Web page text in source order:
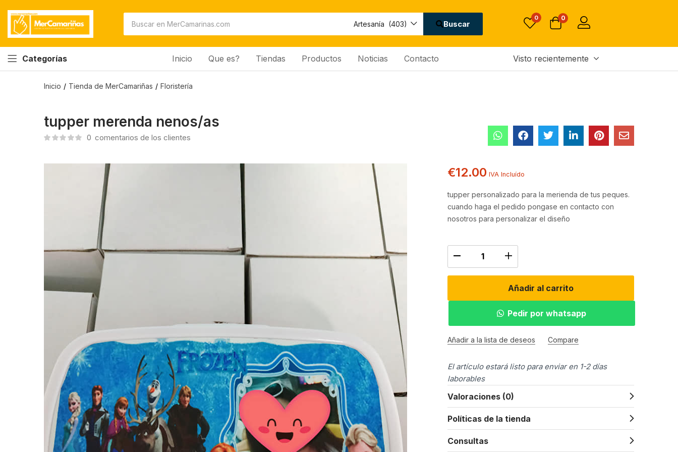
Artesanía (403) Buscar
0 0
Categorías Inicio Que es? Tiendas Productos Noticias Contacto Visto recientemente
Inicio Tienda de MerCamariñas Floristería
tupper merenda nenos/as
0 comentarios de los clientes
€12.00 IVA Incluído
tupper personalizado para la merienda de tus peques.
cuando haga el pedido pongase en contacto con
nosotros para personalizar el diseño
Añadir al carrito
Pedir por whatsapp
Añadir a la lista de deseos Compare
El artículo estará listo para enviar en 1-2 días
laborables
Valoraciones (0)
Políticas de la tienda
Consultas